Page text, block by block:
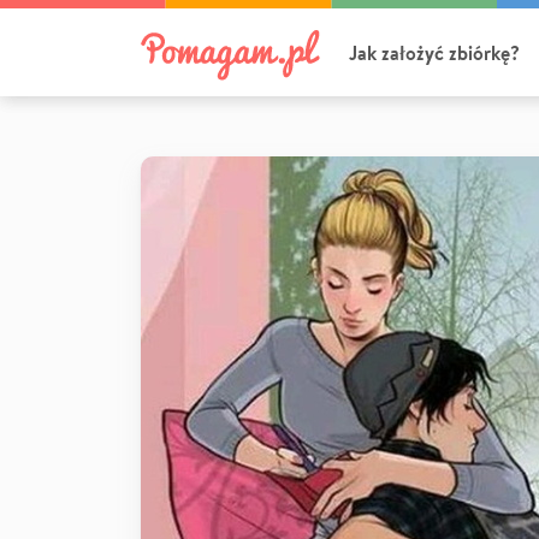
Jak założyć zbiórkę?